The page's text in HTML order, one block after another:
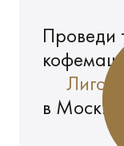
Проведи
Лигой
в